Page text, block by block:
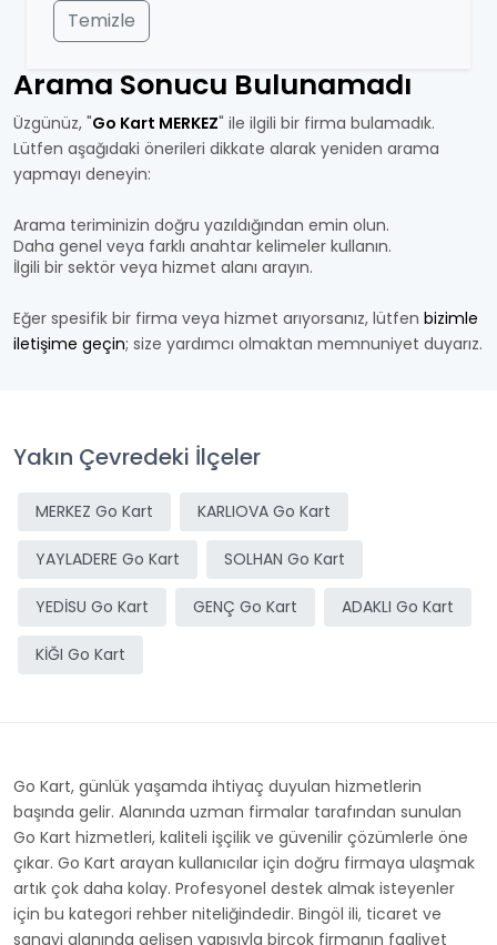
Temizle
Arama Sonucu Bulunamadı
Üzgünüz, "Go Kart MERKEZ" ile ilgili bir firma bulamadık.
Lütfen aşağıdaki önerileri dikkate alarak yeniden arama
yapmayı deneyin:
Arama teriminizin doğru yazıldığından emin olun.
Daha genel veya farklı anahtar kelimeler kullanın.
İlgili bir sektör veya hizmet alanı arayın.
Eğer spesifik bir firma veya hizmet arıyorsanız, lütfen bizimle
iletişime geçin; size yardımcı olmaktan memnuniyet duyarız.
Yakın Çevredeki İlçeler
MERKEZ Go Kart KARLIOVA Go Kart
YAYLADERE Go Kart SOLHAN Go Kart
YEDİSU Go Kart GENÇ Go Kart ADAKLI Go Kart
KİĞI Go Kart
Go Kart, günlük yaşamda ihtiyaç duyulan hizmetlerin
başında gelir. Alanında uzman firmalar tarafından sunulan
Go Kart hizmetleri, kaliteli işçilik ve güvenilir çözümlerle öne
çıkar. Go Kart arayan kullanıcılar için doğru firmaya ulaşmak
artık çok daha kolay. Profesyonel destek almak isteyenler
için bu kategori rehber niteliğindedir. Bingöl ili, ticaret ve
sanayi alanında gelişen yapısıyla birçok firmanın faaliyet